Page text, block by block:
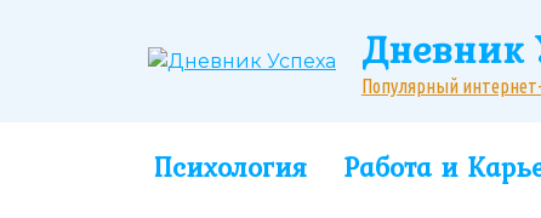
Дневник
Популярный
Психология Работа и